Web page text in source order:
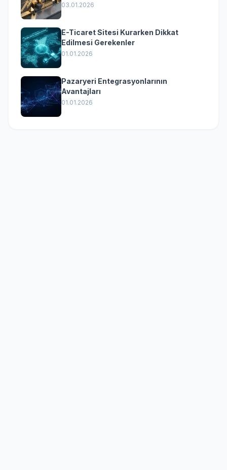
(Kurumsal Yazılımın Güçlü Rolü)
03.01.2026
E-Ticaret Sitesi Kurarken Dikkat
Edilmesi Gerekenler
01.01.2026
Pazaryeri Entegrasyonlarının
Avantajları
01.01.2026